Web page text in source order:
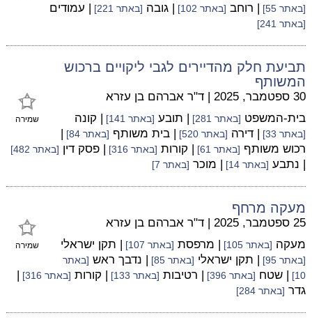
[באתר 55] | רוחב [באתר 102] | גובה [באתר 221] | עמודים
[באתר 241]
תביעת חלק מהדיירים לגבי ליקויים ברכוש
המשותף
שמירה
30 ספטמבר, 2025 | ד"ר אברהם בן עזרא
בית-המשפט [באתר 281] | תובע [באתר 141] | קונה
[באתר 33] | דירה [באתר 520] | בית משותף [באתר 84]
|
רכוש משותף [באתר 61] | קורות [באתר 316] | פסק דין [באתר 482]
| נתבע [באתר 14] | מוכר [באתר 7]
מעקה מרחף
שמירה
25 ספטמבר, 2025 | ד"ר אברהם בן עזרא
מעקה [באתר 105] | מרפסת [באתר 107] | תקן ישראלי
[באתר 95] | תקן ישראלי [באתר 85] | נדבך ראש [באתר
10]
| שטח [באתר 396] | רטיבות [באתר 133] | קורות [באתר 316]
|
גדר [באתר 284]